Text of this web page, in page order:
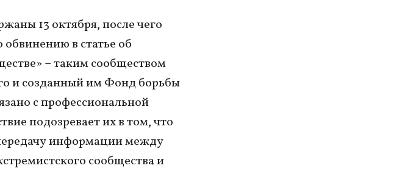
13 октября, после чего
обвинению в статье об
– таким сообществом
и созданный им Фонд борьбы
с профессиональной
подозревает их в том, что
информации между
сообщества и